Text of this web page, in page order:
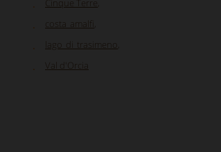
Cinque Terre
costa_amalfi
lago_di_trasimeno
Val d'Orcia